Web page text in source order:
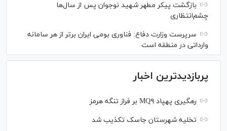
بازگشت پیکر مطهر شهید نوجوان پس از سال‌ها
چشم‌انتظاری
سرپرست وزارت دفاع: فناوری بومی ایران برتر از هر سامانه
وارداتی در منطقه است
پربازدیدترین اخبار
رهگیری پهپاد MQ۹ بر فراز تنگه هرمز
تخلیه شهرستان جاسک تکذیب شد